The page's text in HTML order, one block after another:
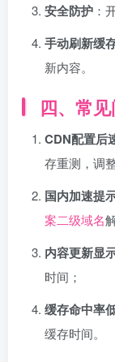
安全防护 ：
手动刷新缓
新内容。
四、常
CDN配置后
存重测，调
国内加速提
案二级域名
内容更新显
时间；
缓存命中率
缓存时间。